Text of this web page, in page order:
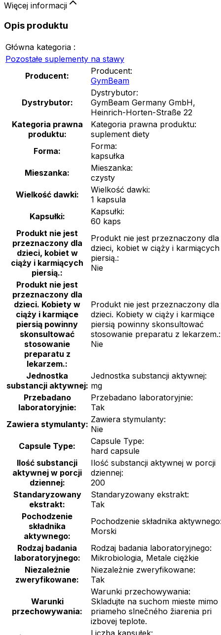
Więcej informacji
Opis produktu
Główna kategoria :
Pozostałe suplementy na stawy
Producent:
Producent:
GymBeam
Dystrybutor:
Dystrybutor:
GymBeam Germany GmbH,
Heinrich-Horten-Straße 22
Kategoria prawna
produktu:
Kategoria prawna produktu:
suplement diety
Forma:
Forma:
kapsułka
Mieszanka:
Mieszanka:
czysty
Wielkość dawki:
Wielkość dawki:
1 kapsula
Kapsułki:
Kapsułki:
60 kaps
Produkt nie jest
przeznaczony dla
dzieci, kobiet w
ciąży i karmiących
piersią.:
Produkt nie jest przeznaczony dla
dzieci, kobiet w ciąży i karmiących
piersią.:
Nie
Produkt nie jest
przeznaczony dla
dzieci. Kobiety w
ciąży i karmiące
piersią powinny
skonsultować
stosowanie
preparatu z
lekarzem.:
Produkt nie jest przeznaczony dla
dzieci. Kobiety w ciąży i karmiące
piersią powinny skonsultować
stosowanie preparatu z lekarzem.:
Nie
Jednostka
substancji aktywnej:
Jednostka substancji aktywnej:
mg
Przebadano
laboratoryjnie:
Przebadano laboratoryjnie:
Tak
Zawiera stymulanty: Zawiera stymulanty:
Nie
Capsule Type:
Capsule Type:
hard capsule
Ilość substancji
aktywnej w porcji
dziennej:
Ilość substancji aktywnej w porcji
dziennej:
200
Standaryzowany
ekstrakt:
Standaryzowany ekstrakt:
Tak
Pochodzenie
składnika
aktywnego:
Pochodzenie składnika
Morski
Rodzaj badania
laboratoryjnego:
Rodzaj badania laboratoryjnego:
Mikrobiologia, Metale ciężkie
Niezależnie
zweryfikowane:
Niezależnie zweryfikowane:
Tak
Warunki
przechowywania:
Warunki przechowywania:
Skladujte na suchom mieste mimo
priameho slnečného žiarenia pri
izbovej teplote.
Liczba kapsułek: